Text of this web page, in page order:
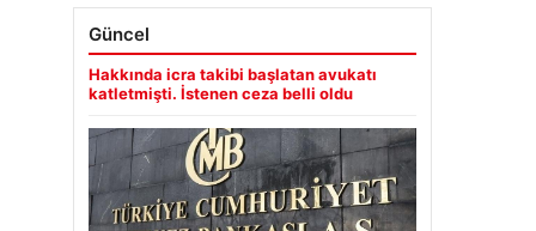
Güncel
Hakkında icra takibi başlatan avukatı
katletmişti. İstenen ceza belli oldu